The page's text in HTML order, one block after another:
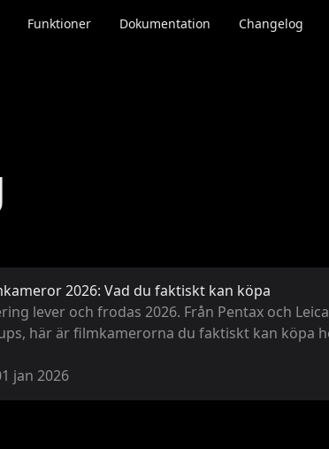
Funktioner Dokumentation Changelog
2026: Vad du faktiskt kan köpa
lever och frodas 2026. Från Pentax och
här är filmkamerorna du faktiskt kan köpa
jan 2026